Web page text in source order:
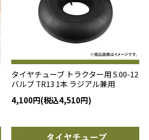
タイヤチューブ トラクター用 5.00-12
バルブ TR13 1本 ラジアル兼用
4,100円(税込4,510円)